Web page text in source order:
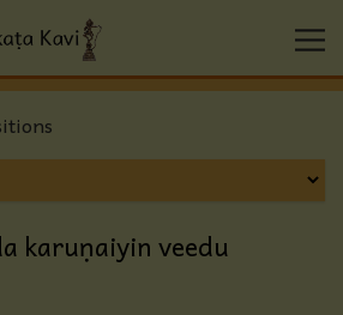
karuṇaiyin veedu